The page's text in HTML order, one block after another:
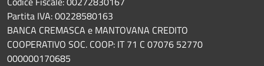
Partita IVA: 00228580163
BANCA CREMASCA e MANTOVANA CREDITO
COOPERATIVO SOC. COOP: IT 71 C 07076 52770
000000170685